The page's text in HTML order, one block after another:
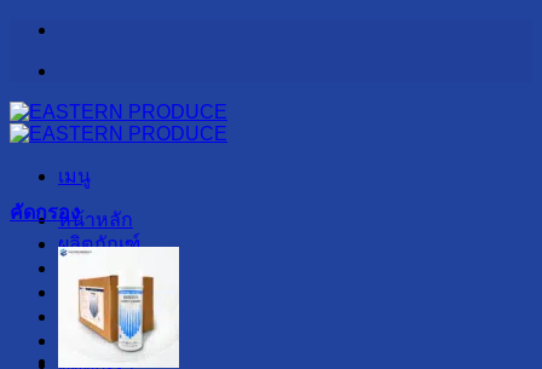
ข้าม
เนื้อหา
เมนู
หน้าหลัก
ผลิตภัณฑ์
เกี่ยวกับเรา
สาระน่ารู้
ลูกค้าของเรา
ติดต่อเรา
คัดกรอง